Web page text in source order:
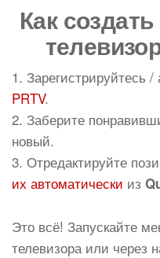
Как
1. Зарегистрируйтесь
PRTV.
2. Заберите
новый.
3. Отредактируйте
их автоматически из
Это всё! Запускайте
телевизора или через